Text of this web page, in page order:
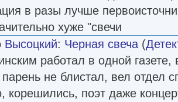
в разы лучше
хуже "свечи
Высоцкий: Черная свеча (
работал в одной газете,
не блистал, вел отдел
корешились, поэт даже